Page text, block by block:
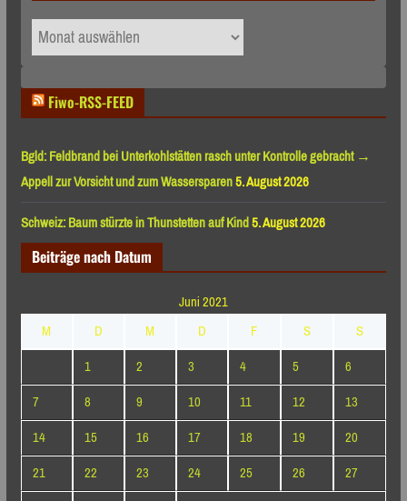
Archiv
nach
Fiwo-RSS-FEED
Bgld: Feldbrand bei Unterkohlstätten rasch unter Kontrolle gebracht →
Appell zur Vorsicht und zum Wassersparen5. August 2026
Schweiz: Baum stürzte in Thunstetten auf Kind5. August 2026
Beiträge nach Datum
Juni 2021
M
D M D F S
S
1
2 3 4 5
6
7
8 9 10 11 12
13
14
15 16 17 18 19
20
21
22 23 24 25 26
27